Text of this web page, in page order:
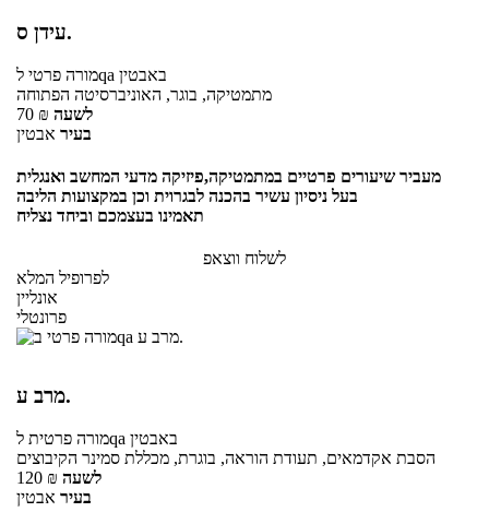
עידן ס.
מורה פרטילqa באבטין
מתמטיקה, בוגר, האוניברסיטה הפתוחה
70 ₪ לשעה
בעיר אבטין
מעביר שיעורים פרטיים במתמטיקה,פיזיקה מדעי המחשב ואנגלית
בעל ניסיון עשיר בהכנה לבגרוית וכן במקצועות הליבה
תאמינו בעצמכם וביחד נצליח
לשלוח ווצאפ
לפרופיל המלא
אונליין
פרונטלי
מרב ע.
מורה פרטיתלqa באבטין
הסבת אקדמאים, תעודת הוראה, בוגרת, מכללת סמינר הקיבוצים
120 ₪ לשעה
בעיר אבטין